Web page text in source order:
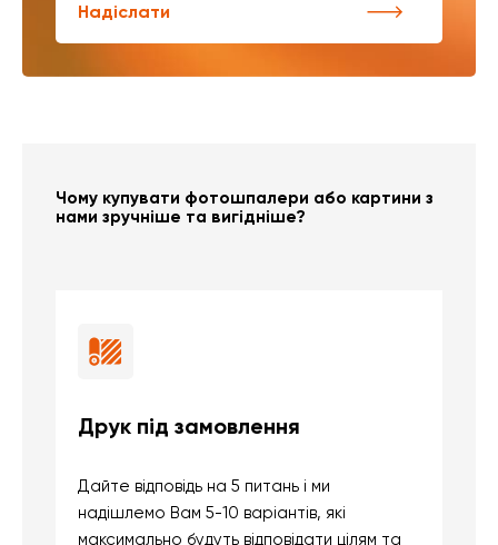
Надіслати
Чому купувати фотошпалери або картини з
нами зручніше та вигідніше?
Друк під замовлення
Дайте відповідь на 5 питань і ми
надішлемо Вам 5-10 варіантів, які
максимально будуть відповідати цілям та